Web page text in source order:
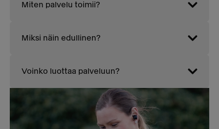
Miten palvelu toimii?
Miksi näin edullinen?
Voinko luottaa palveluun?